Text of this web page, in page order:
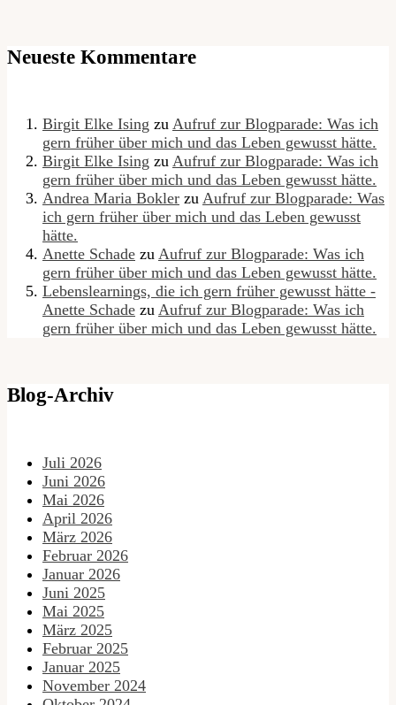
Neueste Kommentare
Birgit Elke Ising zu Aufruf zur Blogparade: Was ich
gern früher über mich und das Leben gewusst hätte.
Birgit Elke Ising zu Aufruf zur Blogparade: Was ich
gern früher über mich und das Leben gewusst hätte.
Andrea Maria Bokler zu Aufruf zur Blogparade: Was
ich gern früher über mich und das Leben gewusst
hätte.
Anette Schade zu Aufruf zur Blogparade: Was ich
gern früher über mich und das Leben gewusst hätte.
Lebenslearnings, die ich gern früher gewusst hätte -
Anette Schade zu Aufruf zur Blogparade: Was ich
gern früher über mich und das Leben gewusst hätte.
Blog-Archiv
Juli 2026
Juni 2026
Mai 2026
April 2026
März 2026
Februar 2026
Januar 2026
Juni 2025
Mai 2025
März 2025
Februar 2025
Januar 2025
November 2024